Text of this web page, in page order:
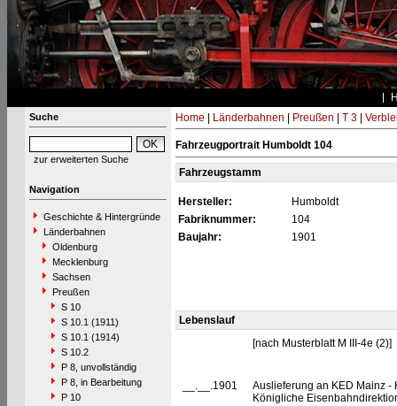
Suche
zur erweiterten Suche
Navigation
Geschichte & Hintergründe
Länderbahnen
Oldenburg
Mecklenburg
Sachsen
Preußen
S 10
S 10.1 (1911)
S 10.1 (1914)
S 10.2
P 8, unvollständig
P 8, in Bearbeitung
P 10
Home Länderbahnen Preußen T 3|
Fahrzeugportrait Humboldt 104
Fahrzeugstamm
Hersteller:
Humboldt
Fabriknummer:
104
Baujahr:
1901
Lebenslauf
[nach Musterblatt M III-4e (2)]
__.__.1901
Auslieferung an KED Mainz
Königliche